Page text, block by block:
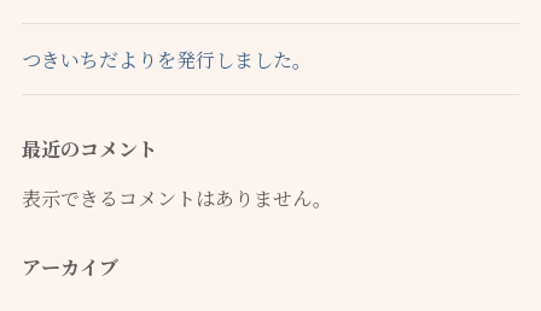
つきいちだよりを発行しました。
最近のコメント
表示できるコメントはありません。
アーカイブ